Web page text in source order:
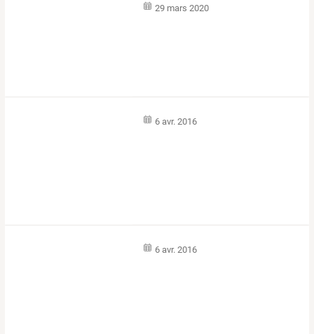
29 mars 2020
6 avr. 2016
6 avr. 2016